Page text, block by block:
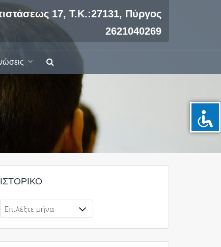
17, Τ.Κ.:27131, Πύργος
2621040269
ΙΣΤΟΡΙΚΌ
Ιστορικό